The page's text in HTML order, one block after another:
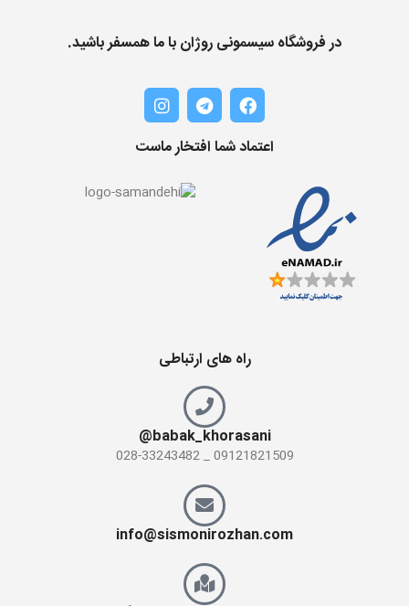
در فروشگاه سیسمونی روژان با ما همسفر باشید.
اعتماد شما افتخار ماست
راه های ارتباطی
babak_khorasani@
09121821509 _ 028-33243482
info@sismonirozhan.com